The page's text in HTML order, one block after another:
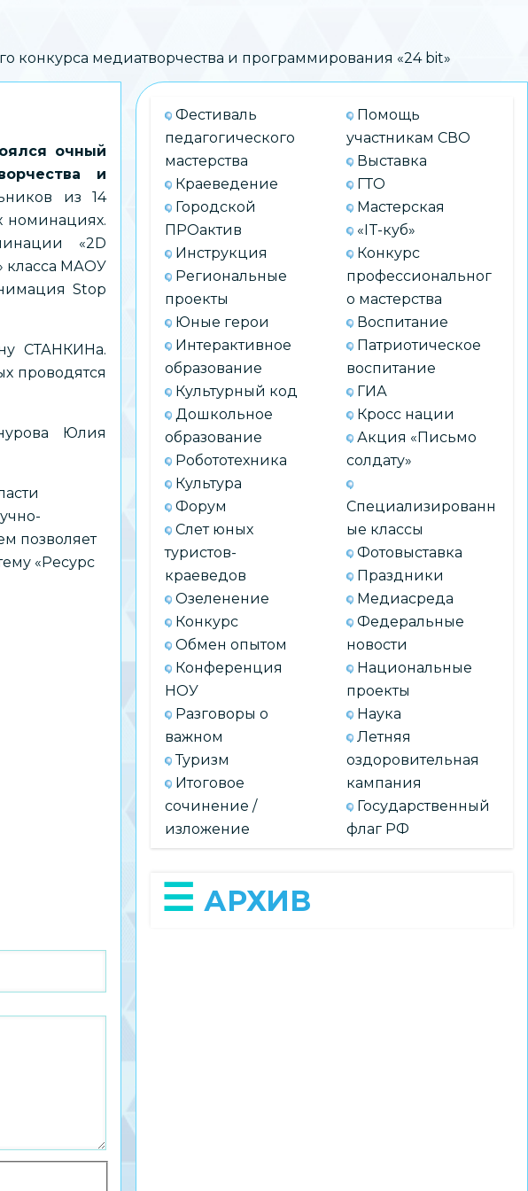
конкурса медиатворчества и программирования «24 bit»
очный
и
из 14
номинациях.
«2D
класса МАОУ
Stop
СТАНКИНа.
проводятся
Юлия
позволяет
«Ресурс
Фестиваль
педагогического
мастерства
Краеведение
Городской
ПРОактив
Инструкция
Региональные
проекты
Юные герои
Интерактивное
образование
Культурный код
Дошкольное
образование
Робототехника
Культура
Форум
Слет юных
туристов-
краеведов
Озеленение
Конкурс
Обмен опытом
Конференция
НОУ
Разговоры о
важном
Туризм
Итоговое
сочинение /
изложение
Помощь
участникам СВО
Выставка
ГТО
Мастерская
«IT-куб»
Конкурс
профессиональног
о мастерства
Воспитание
Патриотическое
воспитание
ГИА
Кросс нации
Акция «Письмо
солдату»
Специализированн
ые классы
Фотовыставка
Праздники
Медиасреда
Федеральные
новости
Национальные
проекты
Наука
Летняя
оздоровительная
кампания
Государственный
флаг РФ
АРХИВ